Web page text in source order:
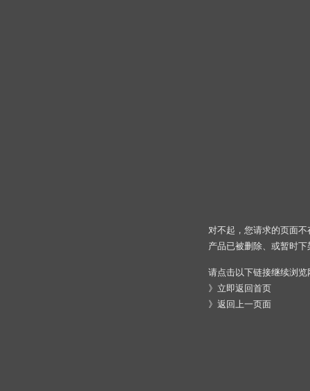
对不起，您请求的页面
产品已被删除、或暂时下
请点击以下链接继续浏览
》 立即返回首页
》 返回上一页面